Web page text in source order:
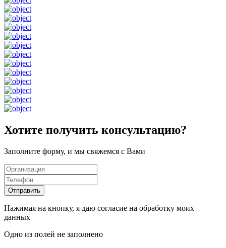
Хотите получить консультацию?
Заполните форму, и мы свяжемся с Вами
Отправить
Нажимая на кнопку, я даю согласие на обработку моих
данных
Одно из полей не заполнено